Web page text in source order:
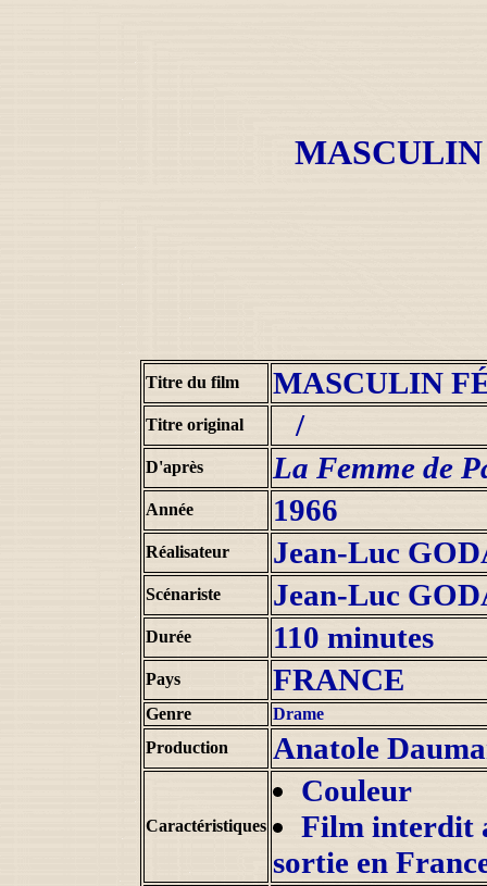
Titre du film MASCULIN
Titre original /
D'après La Femme de
Année 1966
Réalisateur Jean-Luc
Scénariste Jean-Luc
Durée 110 minutes
Pays FRANCE
Genre
Drame
Production
Anatole
Caractéristiques
Couleur
Film interdit
sortie en